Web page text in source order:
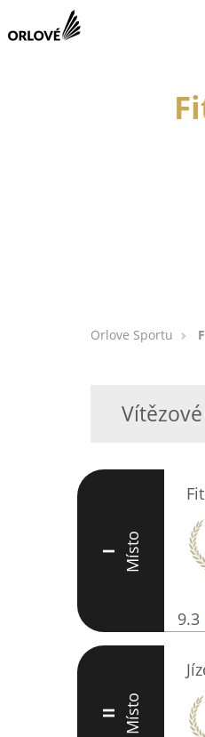
Orlove Sportu
Vítězové
I Místo
9.3
II Místo